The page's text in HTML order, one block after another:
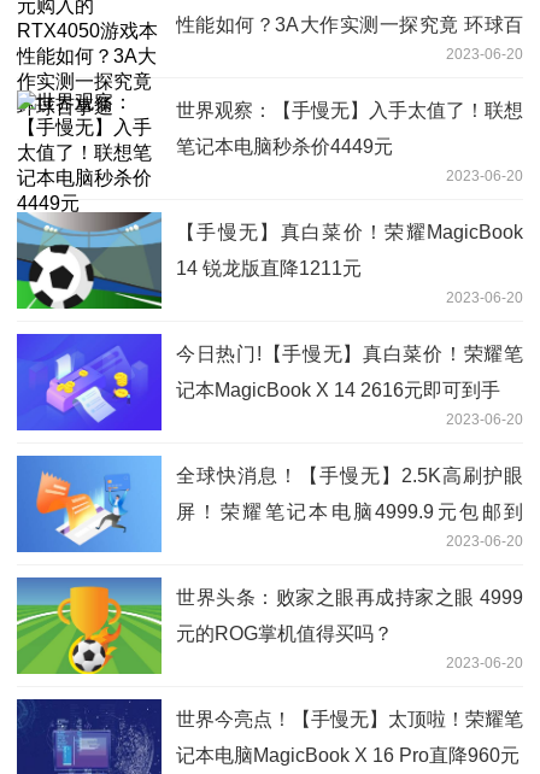
性能如何？3A大作实测一探究竟 环球百
2023-06-20
世界观察：【手慢无】入手太值了！联想
笔记本电脑秒杀价4449元
2023-06-20
【手慢无】真白菜价！荣耀MagicBook
14 锐龙版直降1211元
2023-06-20
今日热门!【手慢无】真白菜价！荣耀笔
记本MagicBook X 14 2616元即可到手
2023-06-20
全球快消息！【手慢无】2.5K高刷护眼
屏！荣耀笔记本电脑4999.9元包邮到
2023-06-20
世界头条：败家之眼再成持家之眼 4999
元的ROG掌机值得买吗？
2023-06-20
世界今亮点！【手慢无】太顶啦！荣耀笔
记本电脑MagicBook X 16 Pro直降960元